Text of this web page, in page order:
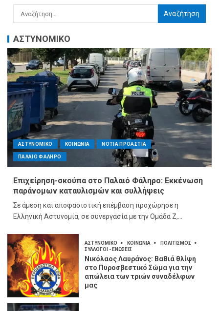
ΑΣΤΥΝΟΜΙΚΟ
ΑΣΤΥΝΟΜΙΚΟ ΚΟΙΝΩΝΙΑ ΝΟΤΙΑ ΠΡΟΑΣΤΙΑ
ΠΑΛΑΙΟ ΦΑΛΗΡΟ
Επιχείρηση-σκούπα στο Παλαιό Φάληρο: Εκκένωση
παράνομων καταυλισμών και συλλήψεις
Σε άμεση και αποφασιστική επέμβαση προχώρησε η
Ελληνική Αστυνομία, σε συνεργασία με την Ομάδα Ζ,...
ΑΣΤΥΝΟΜΙΚΟ ΚΟΙΝΩΝΙΑ
ΠΟΛΙΤΙΣΜΟΣ
ΣΥΛΛΟΓΟΙ - ΕΝΩΣΕΙΣ
Νικόλαος Λαυράνος: Βαθιά θλίψη
στο Πυροσβεστικό Σώμα για την
απώλεια των τριών συναδέλφων
μας